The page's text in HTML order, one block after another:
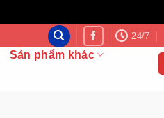
24/7
Sản phẩm khác